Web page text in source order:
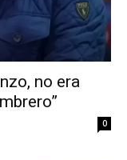
no era
0